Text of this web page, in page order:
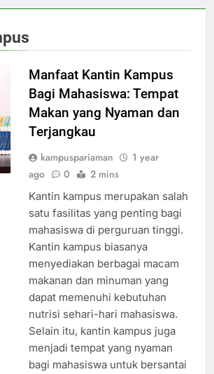
Manfaat Kantin Kampus
Bagi Mahasiswa: Tempat
Makan yang Nyaman dan
Terjangkau
kampuspariaman
1 year
ago
0 2 mins
Kantin kampus merupakan salah
satu fasilitas yang penting bagi
mahasiswa di perguruan tinggi.
Kantin kampus biasanya
menyediakan berbagai macam
makanan dan minuman yang
dapat memenuhi kebutuhan
nutrisi sehari-hari mahasiswa.
Selain itu, kantin kampus juga
menjadi tempat yang nyaman
bagi mahasiswa untuk bersantai